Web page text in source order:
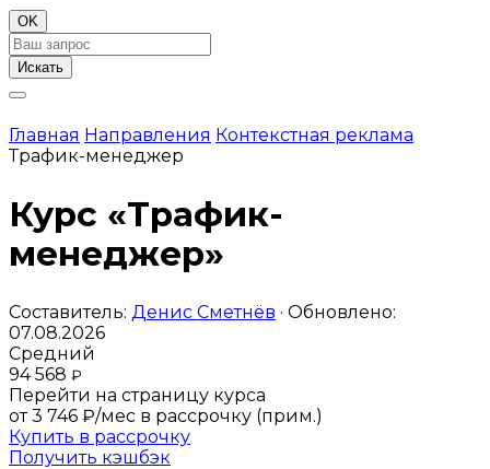
OK
Искать
Главная Направления Контекстная реклама
Трафик-менеджер
Курс «Трафик-
менеджер»
Составитель: Денис Сметнёв · Обновлено:
07.08.2026
Средний
94 568 ₽
Перейти на страницу курса
от 3 746 ₽/мес в рассрочку (прим.)
Купить в рассрочку
Получить кэшбэк